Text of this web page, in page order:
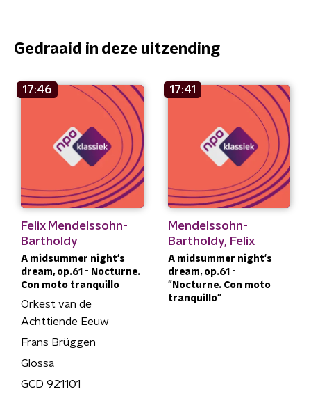
Gedraaid in deze uitzending
17:46
Felix Mendelssohn-
Bartholdy
A midsummer night's
dream, op.61 - Nocturne.
Con moto tranquillo
Orkest van de
Achttiende Eeuw
Frans Brüggen
Glossa
GCD 921101
17:41
Mendelssohn-
Bartholdy, Felix
A midsummer night's
dream, op.61 -
"Nocturne. Con moto
tranquillo"